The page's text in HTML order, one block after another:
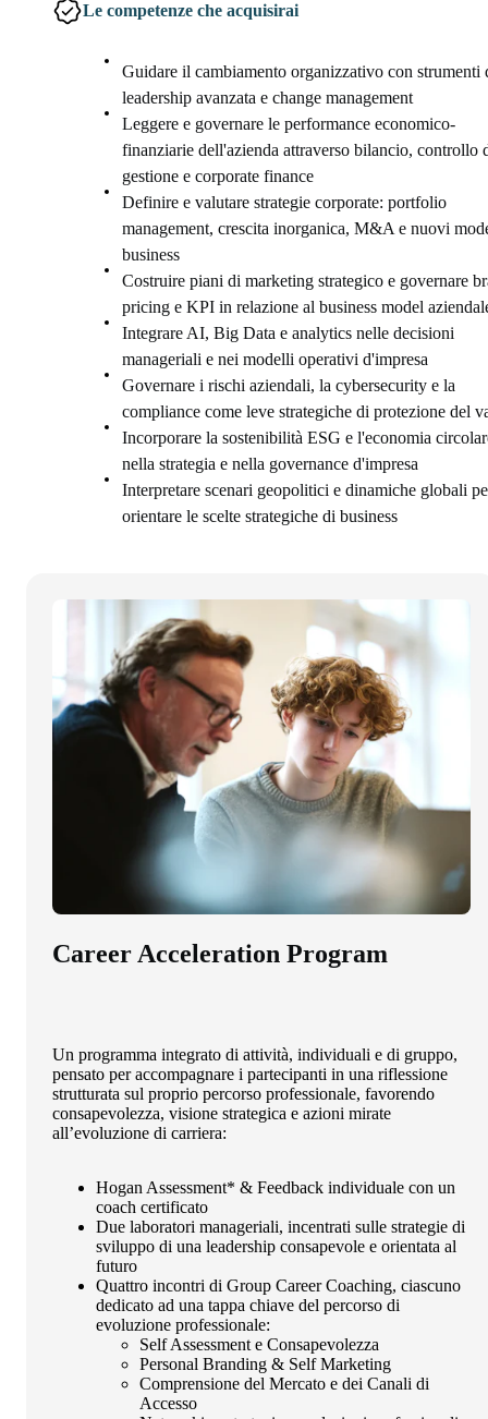
Le competenze che acquisirai
Guidare il cambiamento organizzativo con strumenti
leadership avanzata e change management
Leggere e governare le performance economico-
finanziarie dell'azienda attraverso bilancio, controllo
gestione e corporate finance
Definire e valutare strategie corporate: portfolio
management, crescita inorganica, M&A e nuovi
business
Costruire piani di marketing strategico e governare
pricing e KPI in relazione al business model
Integrare AI, Big Data e analytics nelle decisioni
manageriali e nei modelli operativi d'impresa
Governare i rischi aziendali, la cybersecurity e la
compliance come leve strategiche di protezione del
Incorporare la sostenibilità ESG e l'economia
nella strategia e nella governance d'impresa
Interpretare scenari geopolitici e dinamiche globali
orientare le scelte strategiche di business
Career Acceleration Program
Un programma integrato di attività, individuali e di gruppo,
pensato per accompagnare i partecipanti in una riflessione
strutturata sul proprio percorso professionale, favorendo
consapevolezza, visione strategica e azioni mirate
all’evoluzione di carriera:
Hogan Assessment* & Feedback individuale con un
coach certificato
Due laboratori manageriali, incentrati sulle strategie di
sviluppo di una leadership consapevole e orientata al
futuro
Quattro incontri di Group Career Coaching, ciascuno
dedicato ad una tappa chiave del percorso di
evoluzione professionale:
Self Assessment e Consapevolezza
Personal Branding & Self Marketing
Comprensione del Mercato e dei Canali di
Accesso